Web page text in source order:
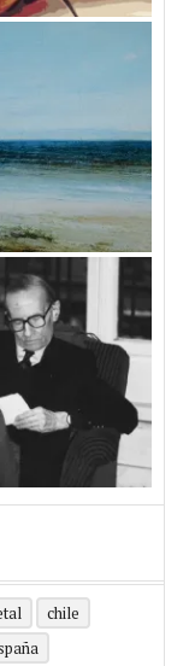
chile